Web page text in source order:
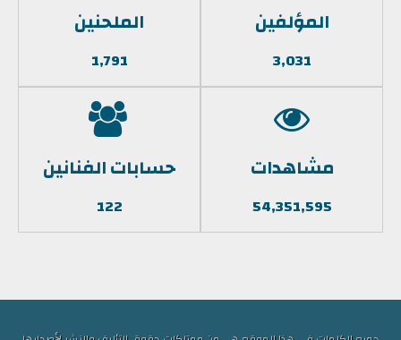
المؤلفين
3,031
الملحنين
1,791
مشاهدات
54,351,595
حسابات الفنانين
122